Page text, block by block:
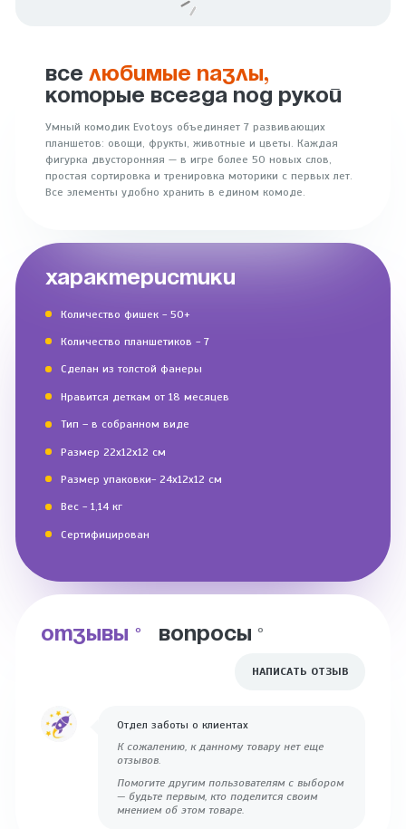
ВСЕЛЮБИМЫЕ ПАЗЛЫ,
КОТОРЫЕ ВСЕГДА ПОД РУКОЙ
Умный комодик Evotoys объединяет 7 развивающих
планшетов: овощи, фрукты, животные и цветы. Каждая
фигурка двусторонняя — в игре более 50 новых слов,
простая сортировка и тренировка моторики с первых лет.
Все элементы удобно хранить в едином комоде.
ХАРАКТЕРИСТИКИ
Количество фишек - 50+
Количество планшетиков - 7
Сделан из толстой фанеры
Нравится деткам от 18 месяцев
Тип – в собранном виде
Размер 22х12х12 см
Размер упаковки- 24х12х12 см
Вес - 1,14 кг
Сертифицирован
ОТЗЫВЫ 0 ВОПРОСЫ 0
НАПИСАТЬ ОТЗЫВ
Отдел заботы о клиентах
К сожалению, к данному товару нет еще
отзывов.
Помогите другим пользователям с выбором
— будьте первым, кто поделится своим
мнением об этом товаре.